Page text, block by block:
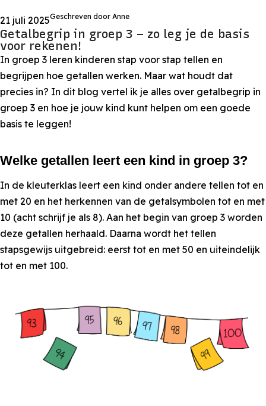
21 juli 2025Geschreven door Anne
Getalbegrip in groep 3 – zo leg je de basis
voor rekenen!
In groep 3 leren kinderen stap voor stap tellen en
begrijpen hoe getallen werken. Maar wat houdt dat
precies in? In dit blog vertel ik je alles over getalbegrip in
groep 3 en hoe je jouw kind kunt helpen om een goede
basis te leggen!
Welke getallen leert een kind in groep 3?
In de kleuterklas leert een kind onder andere tellen tot en
met 20 en het herkennen van de getalsymbolen tot en met
10 (acht schrijf je als 8). Aan het begin van groep 3 worden
deze getallen herhaald. Daarna wordt het tellen
stapsgewijs uitgebreid: eerst tot en met 50 en uiteindelijk
tot en met 100.